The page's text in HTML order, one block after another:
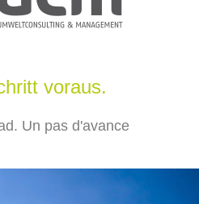
voraus.
Un pas d'avance